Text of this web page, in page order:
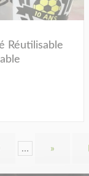
Réutilisable
… »